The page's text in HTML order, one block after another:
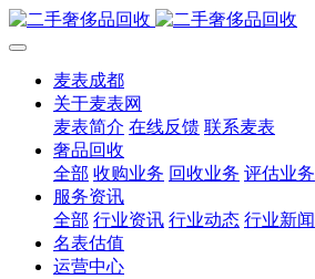
麦表成都
关于麦表网
麦表简介 在线反馈 联系麦表
奢品回收
全部 收购业务 回收业务 评估业务
服务资讯
全部 行业资讯 行业动态 行业新闻
名表估值
运营中心